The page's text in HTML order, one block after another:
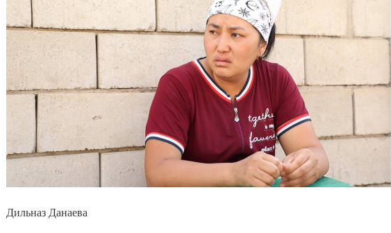
Дильназ Данаева